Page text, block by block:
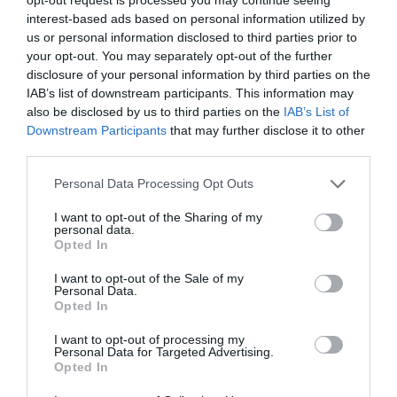
interest-based ads based on personal information utilized by
us or personal information disclosed to third parties prior to
your opt-out. You may separately opt-out of the further
disclosure of your personal information by third parties on the
IAB’s list of downstream participants. This information may
also be disclosed by us to third parties on the IAB’s List of
Downstream Participants that may further disclose it to other
Personal Data Processing Opt Outs
I want to opt-out of the Sharing of my
personal data.
Opted In
I want to opt-out of the Sale of my
Personal Data.
Opted In
I want to opt-out of processing my
Personal Data for Targeted Advertising.
Opted In
Σύμφωνα με τα έγγραφα που κατατέθηκαν για
τη συμφωνία ομολογίας, ο Dr. Plasencia έκανε
πάρκινγκ του ενυδρείου του Long Beach.
Ο Dr. Plasencia δίδασκε τον βοηθό του Perry – ο